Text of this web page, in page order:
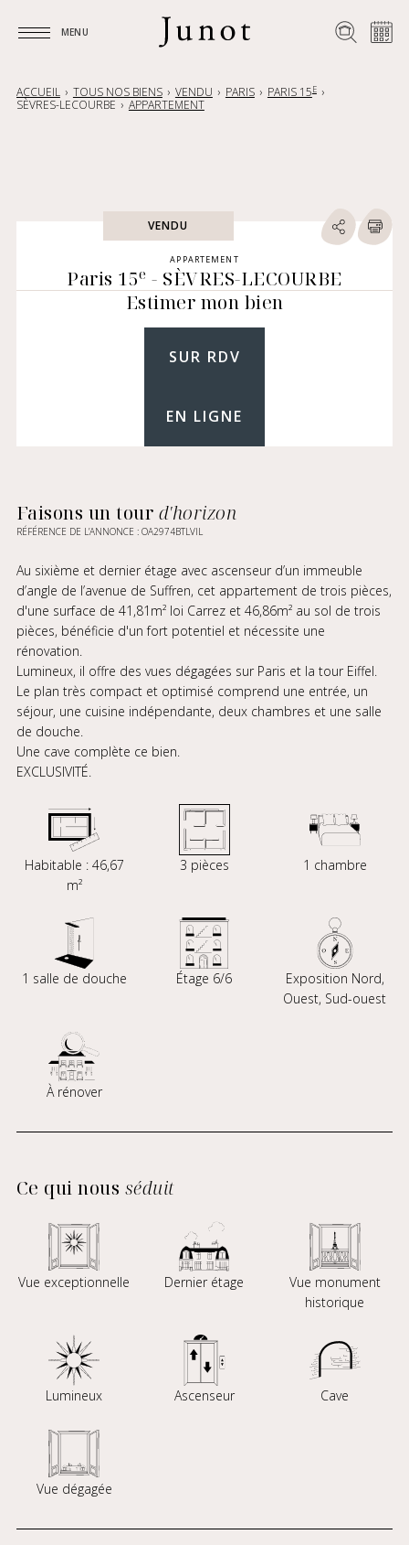
MENU
ACCUEIL TOUS NOS BIENS VENDU PARIS PARIS 15E
SÈVRES-LECOURBE APPARTEMENT
VENDU
APPARTEMENT
Paris 15e - SÈVRES-LECOURBE
Estimer mon bien
SUR RDV
EN LIGNE
Faisons un tour d'horizon
RÉFÉRENCE DE L’ANNONCE : OA2974BTLVIL
Au sixième et dernier étage avec ascenseur d’un immeuble
d’angle de l’avenue de Suffren, cet appartement de trois pièces,
d'une surface de 41,81m² loi Carrez et 46,86m² au sol de trois
pièces, bénéficie d'un fort potentiel et nécessite une
rénovation.
Lumineux, il offre des vues dégagées sur Paris et la tour Eiffel.
Le plan très compact et optimisé comprend une entrée, un
séjour, une cuisine indépendante, deux chambres et une salle
de douche.
Une cave complète ce bien.
EXCLUSIVITÉ.
Habitable : 46,67
m²
3 pièces 1 chambre
1 salle de douche Étage 6/6
Exposition Nord,
Ouest, Sud-ouest
À rénover
Ce qui nous séduit
Vue exceptionnelle Dernier étage
Vue monument
historique
Lumineux Ascenseur Cave
Vue dégagée